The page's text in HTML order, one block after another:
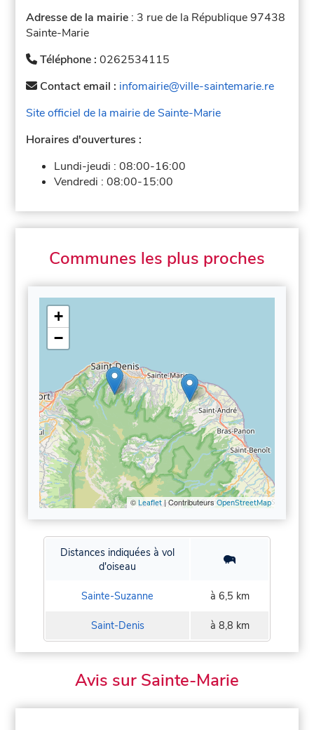
Adresse de la mairie : 3 rue de la République 97438
Sainte-Marie
Téléphone :0262534115
Contact email : infomairie@ville-saintemarie.re
Site officiel de la mairie de Sainte-Marie
Horaires d'ouvertures :
Lundi-jeudi :08:00-16:00
Vendredi :08:00-15:00
Communes les plus proches
+
−
© Leaflet| ContributeursOpenStreetMap
Distances indiquées à vol
d'oiseau
Sainte-Suzanne à 6,5 km
Saint-Denis à 8,8 km
Avis sur Sainte-Marie